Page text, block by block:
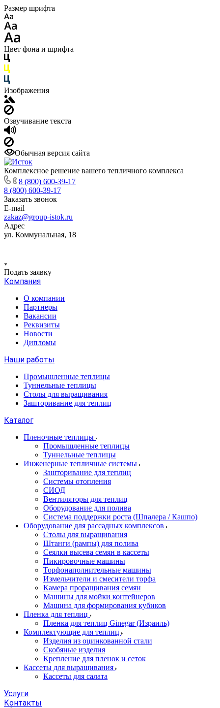
Размер шрифта
Цвет фона и шрифта
Изображения
Озвучивание текста
Обычная версия сайта
Комплексное решение вашего тепличного комплекса
8 (800) 600-39-17
8 (800) 600-39-17
Заказать звонок
E-mail
zakaz@group-istok.ru
Адрес
ул. Коммунальная, 18
Подать заявку
Компания
О компании
Партнеры
Вакансии
Реквизиты
Новости
Дипломы
Наши работы
Промышленные теплицы
Туннельные теплицы
Столы для выращивания
Зашторивание для теплиц
Каталог
Пленочные теплицы
Промышленные теплицы
Туннельные теплицы
Инженерные тепличные системы
Зашторивание для теплиц
Системы отопления
СИОД
Вентиляторы для теплиц
Оборудование для полива
Система поддержки роста (Шпалера / Кашпо)
Оборудование для рассадных комплексов
Столы для выращивания
Штанги (рампы) для полива
Сеялки высева семян в кассеты
Пикировочные машины
Торфонаполнительные машины
Измельчители и смесители торфа
Камера проращивания семян
Машины для мойки контейнеров
Машина для формирования кубиков
Пленка для теплиц
Пленка для теплиц Ginegar (Израиль)
Комплектующие для теплиц
Изделия из оцинкованной стали
Скобяные изделия
Крепление для пленок и сеток
Кассеты для выращивания
Кассеты для салата
Услуги
Контакты